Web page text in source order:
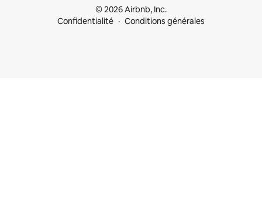
© 2026 Airbnb, Inc.
Confidentialité
Conditions générales